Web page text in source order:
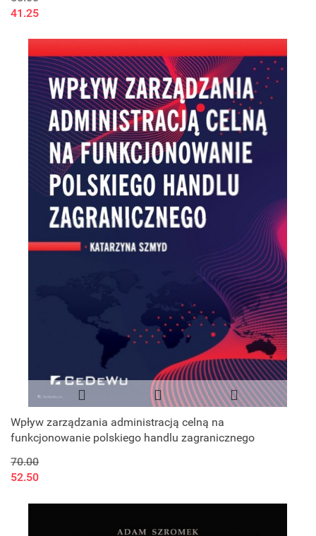
41.25
Wpływ zarządzania administracją celną na
funkcjonowanie polskiego handlu zagranicznego
70.00
52.50